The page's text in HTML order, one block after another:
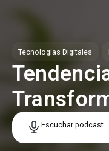
Tecnologías Digitales
Escuchar podcast